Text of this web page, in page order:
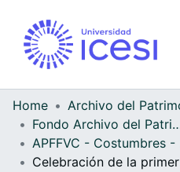
Home
Fondo Archivo del Patrimonio